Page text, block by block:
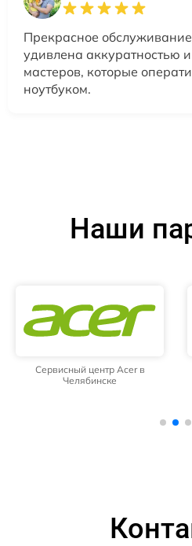
Прекрасное
удивлена аккуратностью
мастеров, которые
ноутбуком.
Наши
Сервисный центр Acer в
Челябинске